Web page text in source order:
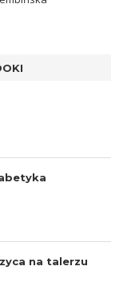
na talerzu